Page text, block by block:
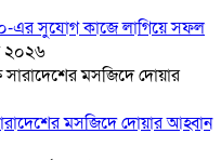
এর সুযোগ কাজে লাগিয়ে সফল
২০২৬
মসজিদে দোয়ার আহ্বান